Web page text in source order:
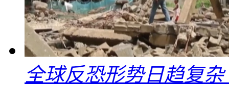
全球反恐形势日趋复